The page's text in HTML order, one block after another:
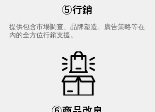
⑤行銷
提供包含市場調查、品牌塑造、廣告策略等在
內的全方位行銷支援。